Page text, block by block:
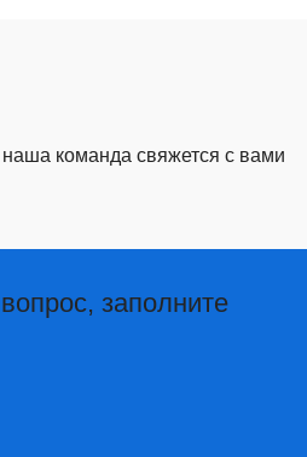
команда свяжется с вами
заполните